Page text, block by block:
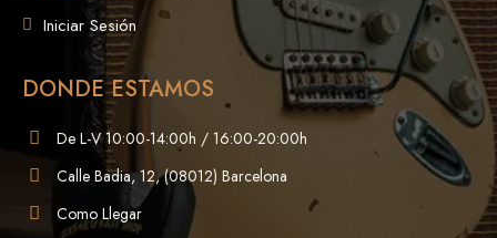
Iniciar Sesión
DONDE ESTAMOS
De L-V 10:00-14:00h / 16:00-20:00h
Calle Badia, 12, (08012) Barcelona
Como Llegar